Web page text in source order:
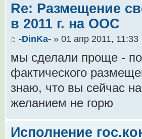
Re: Размещение
в 2011 г. на ООС
-DinKa- » 01 апр 2011, 11:33
мы сделали проще -
фактического
знаю, что вы сейчас
желанием не горю
Исполнение